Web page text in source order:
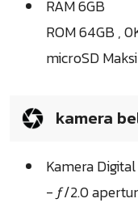
RAM 6GB
ROM 64GB ,
microSD
kamera
Kamera
- ƒ/2.0